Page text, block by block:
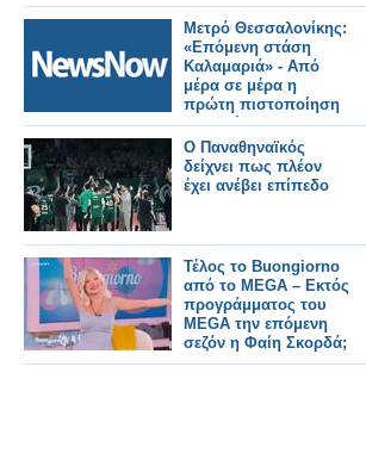
Μετρό Θεσσαλονίκης:
«Επόμενη στάση
Καλαμαριά» - Από
μέρα σε μέρα η
πρώτη πιστοποίηση
της επέκτασης.
Ο Παναθηναϊκός
δείχνει πως πλέον
έχει ανέβει επίπεδο
Τέλος το Buongiorno
από το MEGA – Εκτός
προγράμματος του
MEGA την επόμενη
σεζόν η Φαίη Σκορδά;